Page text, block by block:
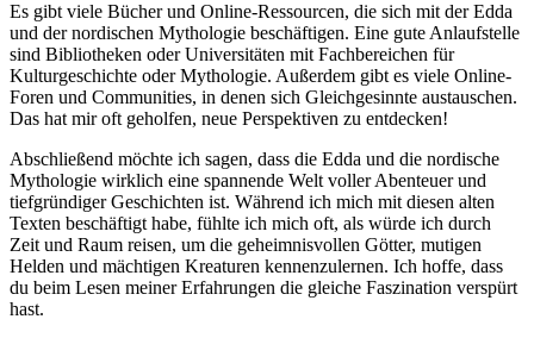
Es gibt ⁤viele Bücher und Online-Ressourcen, die sich mit der Edda
und der nordischen Mythologie beschäftigen. Eine⁣ gute Anlaufstelle
sind‍ Bibliotheken⁣ oder Universitäten mit Fachbereichen für
Kulturgeschichte oder⁤ Mythologie. Außerdem gibt es viele Online-
Foren‍ und‌ Communities,‍ in denen sich Gleichgesinnte austauschen.
Das ​hat mir oft‌ geholfen, ‌neue Perspektiven zu entdecken!
Abschließend möchte ich ​sagen, dass die Edda und die nordische
Mythologie wirklich eine spannende Welt voller Abenteuer ⁣und⁤
tiefgründiger Geschichten ist.⁤ Während ‌ich⁣ mich ‍mit‌ diesen alten
Texten beschäftigt habe, fühlte ich mich oft, als würde ich durch
Zeit ‍und Raum reisen, um die geheimnisvollen Götter, mutigen
⁤Helden und mächtigen Kreaturen kennenzulernen. ⁣Ich ⁢hoffe,‍ dass
du beim ⁢Lesen meiner Erfahrungen die‌ gleiche Faszination verspürt
hast.